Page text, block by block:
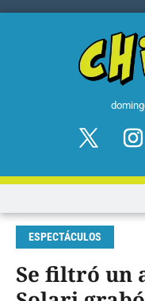
ESPECTÁCULOS
Se filtró un